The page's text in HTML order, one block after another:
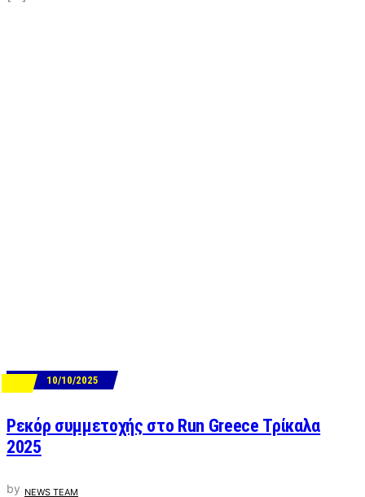
10/10/2025
Ρεκόρ συμμετοχής στο Run Greece Τρίκαλα
2025
by NEWS TEAM